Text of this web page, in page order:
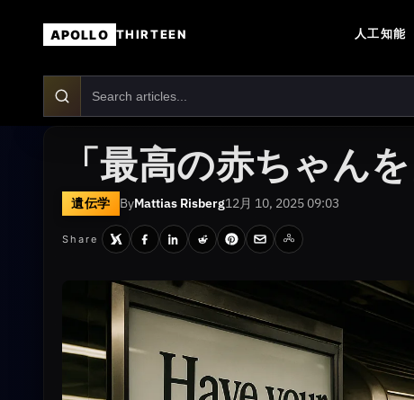
APOLLO THIRTEEN 人工知能
「最高の赤ちゃん
遺伝学 ByMattias Risberg12月 10, 2025 09:03
Share